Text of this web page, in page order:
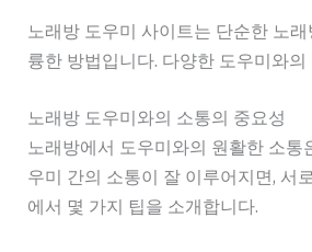
노래방 도우미 사이트는 단순한 노
륭한 방법입니다. 다양한 도우미와
노래방 도우미와의 소통의 중요성
노래방에서 도우미와의 원활한 소
우미 간의 소통이 잘 이루어지면, 서
에서 몇 가지 팁을 소개합니다.